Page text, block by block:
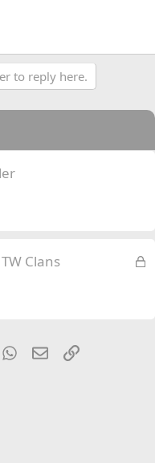
to reply here.
L
Clans
WhatsApp
EmailLink